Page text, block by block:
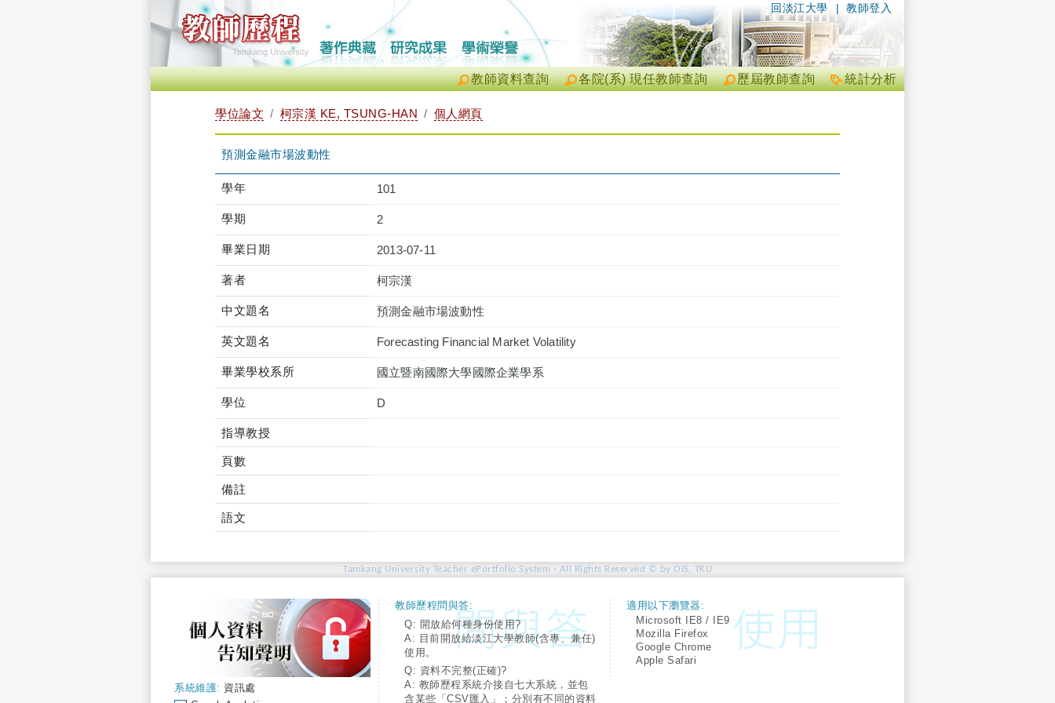
| 教師登入
回淡江大學
統計分析
歷屆教師查詢
各院(系) 現任教師查詢
教師資料查詢
學位論文 柯宗漢 KE, TSUNG-HAN 個人網頁
預測金融市場波動性
學年 101
學期 2
畢業日期 2013-07-11
著者 柯宗漢
中文題名 預測金融市場波動性
英文題名 Forecasting Financial Market Volatility
畢業學校系所 國立暨南國際大學國際企業學系
學位 D
指導教授
頁數
備註
語文
Tamkang University Teacher ePortfolio System - All Rights Reserved © by OIS, TKU
系統維護: 資訊處
教師歷程問與答:
Q: 開放給何種身份使用?
A: 目前開放給淡江大學教師(含專、兼任)
使用。
Q: 資料不完整(正確)?
A: 教師歷程系統介接自七大系統，並包
含某些「CSV匯入」；分別有不同的資料
適用以下瀏覽器:
Microsoft IE8 / IE9
Mozilla Firefox
Google Chrome
Apple Safari